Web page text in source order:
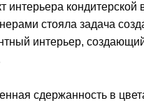
интерьера
стояла задача
интерьер,
сдержанность в